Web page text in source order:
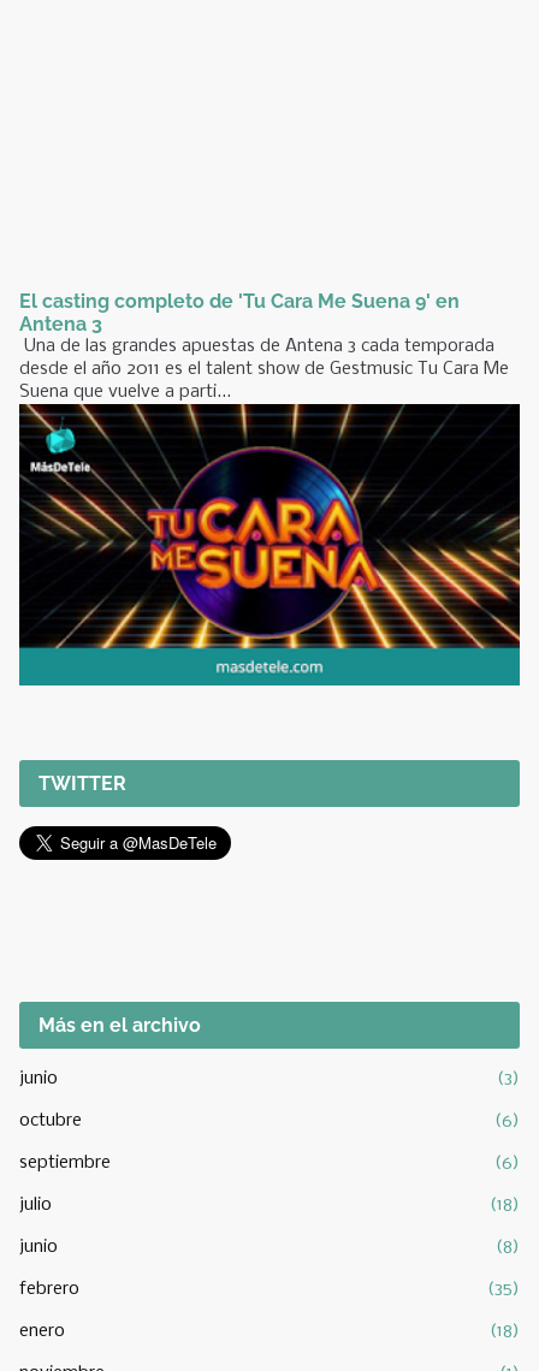
El casting completo de 'Tu Cara Me Suena 9' en
Antena 3
Una de las grandes apuestas de Antena 3 cada temporada
desde el año 2011 es el talent show de Gestmusic Tu Cara Me
Suena que vuelve a parti...
TWITTER
Más en el archivo
junio (3)
octubre (6)
septiembre (6)
julio (18)
junio (8)
febrero (35)
enero (18)